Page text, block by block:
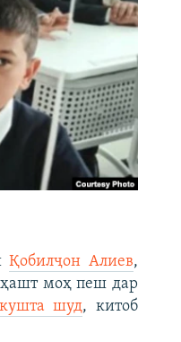
Қобилҷон Алиев,
ҳашт моҳ пеш дар
кушта шуд, китоб